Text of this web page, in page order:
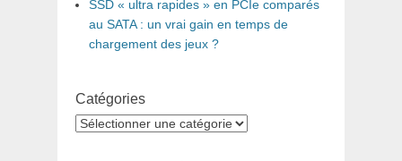
SSD « ultra rapides » en PCIe comparés
au SATA : un vrai gain en temps de
chargement des jeux ?
Catégories
Catégories